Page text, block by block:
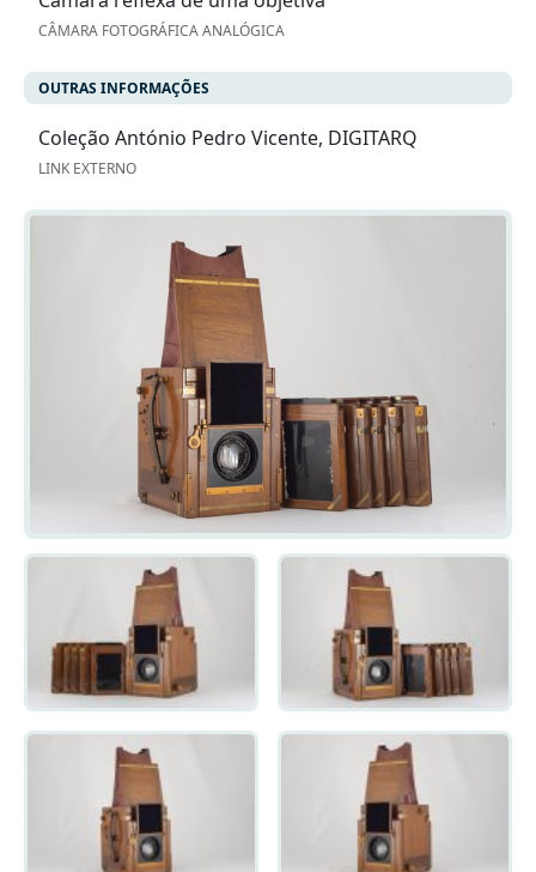
CÂMARA FOTOGRÁFICA ANALÓGICA
OUTRAS INFORMAÇÕES
Coleção António Pedro Vicente, DIGITARQ
LINK EXTERNO